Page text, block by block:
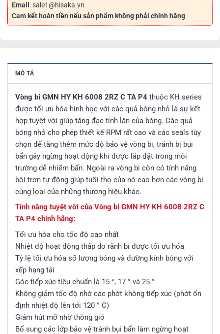
Email : sale1@hisaka.vn
Cam kết hoàn tiền nếu sản phẩm không phải chính hãng
MÔ TẢ
Vòng bi GMN HY KH 6008 2RZ C TA P4 thuộc KH series
được tối ưu hóa hình học với các quả bóng nhỏ là sự kết
hợp tuyệt vời giúp tăng đạc tính lăn của bóng. Các quả
bóng nhỏ cho phép thiết kế RPM rất cao và các seals tùy
chọn để tăng thêm mức độ bảo vệ vòng bi, tránh bị bụi
bẩn gây ngừng hoạt động khi được lắp đặt trong môi
trường dễ nhiểm bẩn. Ngoài ra vòng bi còn có tính năng
bôi trơn tự động giúp tuổi thọ của nó cao hơn các vòng bi
cùng loại của những thương hiệu khác.
Tính năng tuyệt vời của Vòng bi GMN HY KH 6008 2RZ C
TA P4 chính hãng:
Tối ưu hóa cho tốc độ cao nhất
Nhiệt độ hoạt động thấp do rãnh bi được tối ưu hóa
Tỷ lệ tối ưu hóa số lượng bóng và đường kính bóng với
xếp hạng tải
Góc tiếp xúc tiêu chuẩn là 15 °, 17 ° và 25 °
Không giảm tốc độ nhờ các phớt không tiếp xúc (phớt ổn
định nhiệt độ lên tới 120 ° C)
Giảm hút mỡ nhờ thông gió
Bổ sung các lớp bảo vệ tránh bụi bẩn làm ngừng hoạt